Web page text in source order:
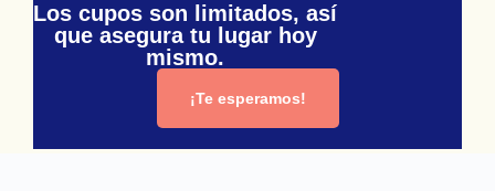
Los cupos son limitados, así
que asegura tu lugar hoy
mismo.
¡Te esperamos!